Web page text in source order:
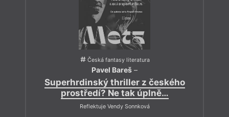
Česká fantasy literatura
Pavel Bareš –
Superhrdinský thriller z českého
prostředí? Ne tak úplně…
Reflektuje Vendy Sonnková